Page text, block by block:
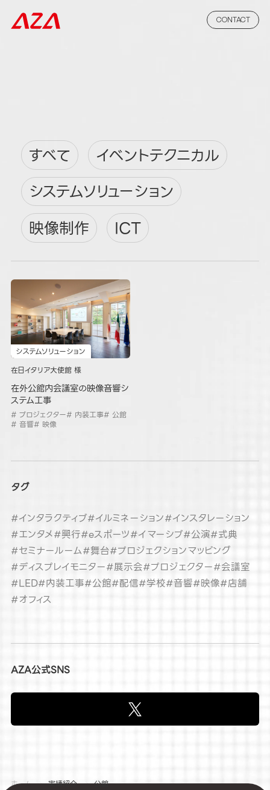
CONTACT
ホーム 実績紹介 公館
すべて
イベントテクニカル
システムソリューション
映像制作
ICT
システムソリューション
在日イタリア大使館 様
在外公館内会議室の映像音響シ
ステム工事
# プロジェクター# 内装工事# 公館
# 音響# 映像
タグ
#インタラクティブ#イルミネーション#インスタレーション
#エンタメ#興行#eスポーツ#イマーシブ#公演#式典
#セミナールーム#舞台#プロジェクションマッピング
#ディスプレイモニター#展示会#プロジェクター#会議室
#LED#内装工事#公館#配信#学校#音響#映像#店舗
#オフィス
AZA公式SNS